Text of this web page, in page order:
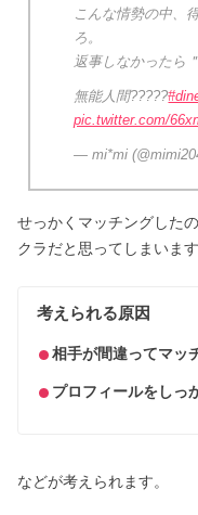
こんな情勢の中、
ろ。
返事しなかったら
無能人間?????
pic.twitter.com/
— mi*mi
せっかくマッチングした
クラだと思ってしまいます
考えられる原因
相手が間違ってマッ
プロフィールをしっ
などが考えられます。